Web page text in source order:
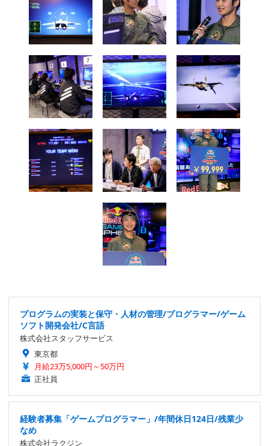
プログラムの実装と保守・人材の管理/プログラマー/ゲーム
ソフト開発会社/C言語
株式会社スタッフサービス
東京都
月給23万5,000円～50万円
正社員
経験者募集「ゲームプログラマー」/年間休日124日/残業少
なめ
株式会社ラクジン